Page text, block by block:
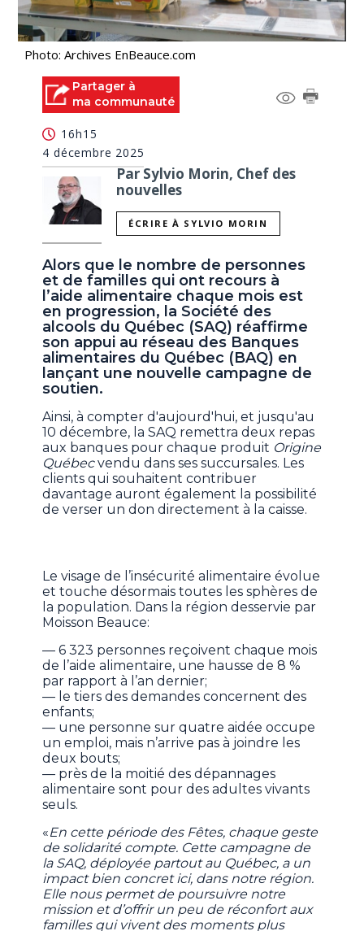
Photo: Archives EnBeauce.com
Partager à
ma communauté
16h15
4 décembre 2025
Par Sylvio Morin, Chef des
nouvelles
ÉCRIRE À SYLVIO MORIN
Alors que le nombre de personnes
et de familles qui ont recours à
l’aide alimentaire chaque mois est
en progression, la Société des
alcools du Québec (SAQ) réaffirme
son appui au réseau des Banques
alimentaires du Québec (BAQ) en
lançant une nouvelle campagne de
soutien.
Ainsi, à compter d'aujourd'hui, et jusqu'au
10 décembre, la SAQ remettra deux repas
aux banques pour chaque produit Origine
Québecvendu dans ses succursales. Les
clients qui souhaitent contribuer
davantage auront également la possibilité
de verser un don directement à la caisse.
Le visage de l’insécurité alimentaire évolue
et touche désormais toutes les sphères de
la population. Dans la région desservie par
Moisson Beauce:
— 6 323 personnes reçoivent chaque mois
de l’aide alimentaire, une hausse de 8 %
par rapport à l’an dernier;
— le tiers des demandes concernent des
enfants;
— une personne sur quatre aidée occupe
un emploi, mais n’arrive pas à joindre les
deux bouts;
— près de la moitié des dépannages
alimentaire sont pour des adultes vivants
seuls.
«En cette période des Fêtes, chaque geste
de solidarité compte. Cette campagne de
la SAQ, déployée partout au Québec, a un
impact bien concret ici, dans notre région.
Elle nous permet de poursuivre notre
mission et d’offrir un peu de réconfort aux
familles qui vivent des moments plus